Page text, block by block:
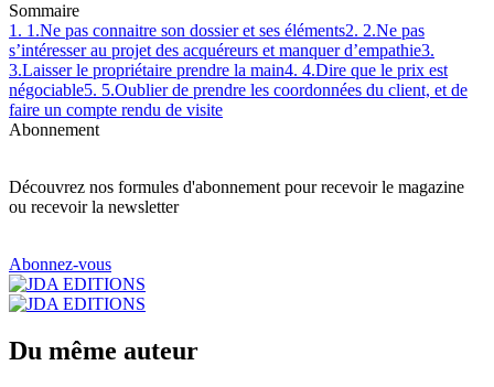
Sommaire
1. 1.Ne pas connaitre son dossier et ses éléments2. 2.Ne pas
s’intéresser au projet des acquéreurs et manquer d’empathie3.
3.Laisser le propriétaire prendre la main4. 4.Dire que le prix est
négociable5. 5.Oublier de prendre les coordonnées du client, et de
faire un compte rendu de visite
Abonnement
Découvrez nos formules d'abonnement pour recevoir le magazine
ou recevoir la newsletter
Abonnez-vous
Du même auteur